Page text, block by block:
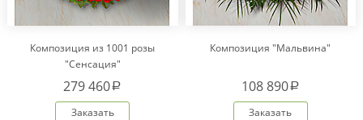
Композиция из 1001 розы
"Сенсация"
279 460a
Заказать
Композиция "Мальвина"
108 890a
Заказать